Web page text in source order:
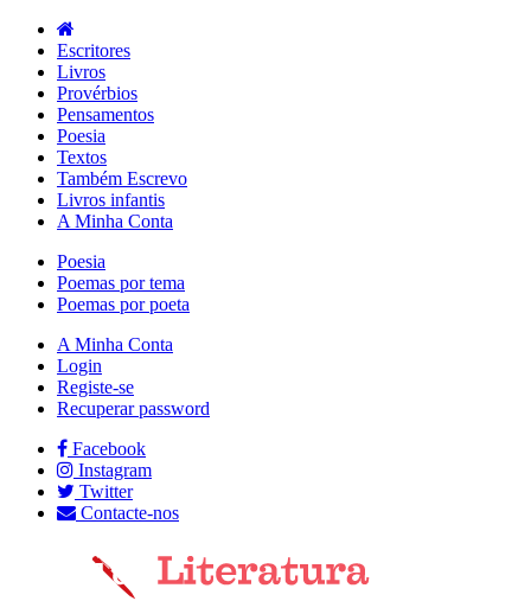
Escritores
Livros
Provérbios
Pensamentos
Poesia
Textos
Também Escrevo
Livros infantis
A Minha Conta
Poesia
Poemas por tema
Poemas por poeta
A Minha Conta
Login
Registe-se
Recuperar password
Facebook
Instagram
Twitter
Contacte-nos